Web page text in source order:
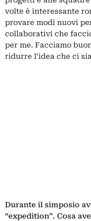
volte è interessante
provare modi nuovi
collaborativi che
per me. Facciamo
ridurre l’idea che ci
Durante il simposio
“expedition”. Cosa